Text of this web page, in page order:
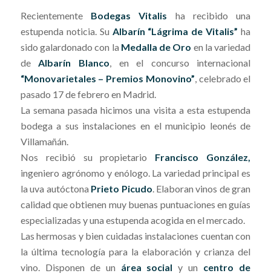
Recientemente Bodegas Vitalis ha recibido una
estupenda noticia. Su Albarín “Lágrima de Vitalis” ha
sido galardonado con la Medalla de Oro en la variedad
de Albarín Blanco , en el concurso internacional
“Monovarietales – Premios Monovino” , celebrado el
pasado 17 de febrero en Madrid.
La semana pasada hicimos una visita a esta estupenda
bodega a sus instalaciones en el municipio leonés de
Villamañán.
Nos recibió su propietario Francisco González,
ingeniero agrónomo y enólogo. La variedad principal es
la uva autóctona Prieto Picudo . Elaboran vinos de gran
calidad que obtienen muy buenas puntuaciones en guías
especializadas y una estupenda acogida en el mercado.
Las hermosas y bien cuidadas instalaciones cuentan con
la última tecnología para la elaboración y crianza del
vino. Disponen de un área social y un centro de